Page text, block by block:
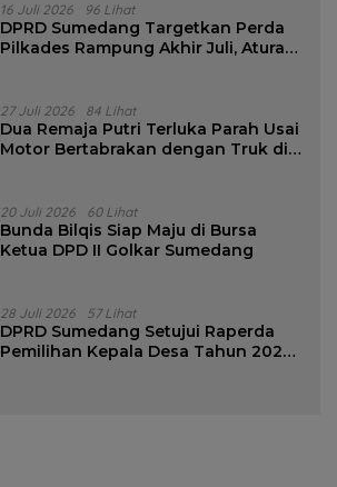
16 Juli 2026 96 Lihat
DPRD Sumedang Targetkan Perda
Pilkades Rampung Akhir Juli, Aturan
27 Juli 2026 84 Lihat
Dua Remaja Putri Terluka Parah Usai
Motor Bertabrakan dengan Truk di
20 Juli 2026 60 Lihat
Bunda Bilqis Siap Maju di Bursa
Ketua DPD II Golkar Sumedang
28 Juli 2026 57 Lihat
DPRD Sumedang Setujui Raperda
Pemilihan Kepala Desa Tahun 2026